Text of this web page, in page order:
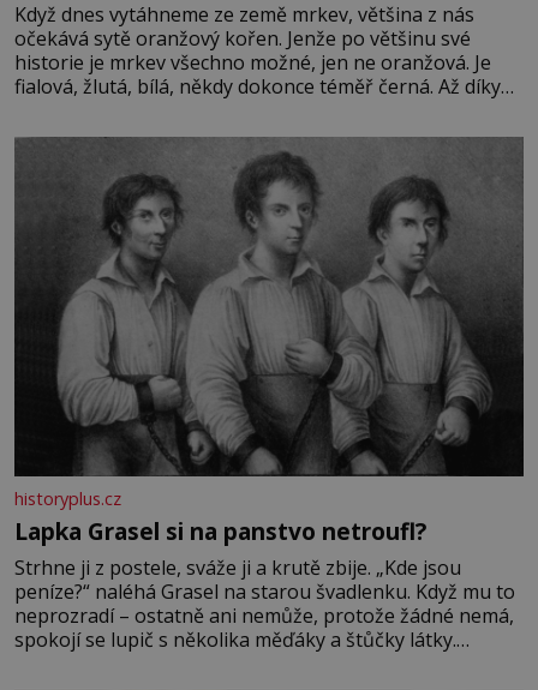
Když dnes vytáhneme ze země mrkev, většina z nás
očekává sytě oranžový kořen. Jenže po většinu své
historie je mrkev všechno možné, jen ne oranžová. Je
fialová, žlutá, bílá, někdy dokonce téměř černá. Až díky
bez které si českou zahradu ani nedokážeme představit.
historyplus.cz
Lapka Grasel si na panstvo netroufl?
Strhne ji z postele, sváže ji a krutě zbije. „Kde jsou
peníze?“ naléhá Grasel na starou švadlenku. Když mu to
neprozradí – ostatně ani nemůže, protože žádné nemá,
spokojí se lupič s několika měďáky a štůčky látky.